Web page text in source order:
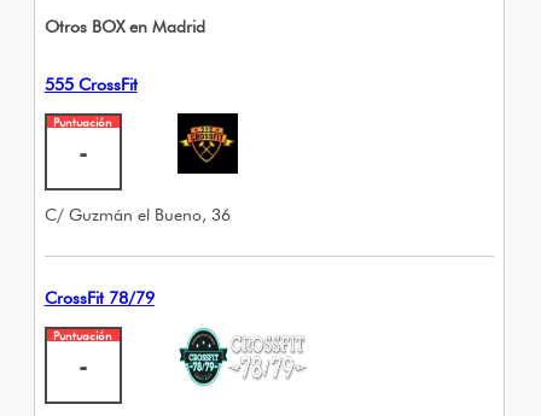
Otros BOX en Madrid
555 CrossFit
Puntuación
-
C/ Guzmán el Bueno, 36
CrossFit 78/79
Puntuación
-